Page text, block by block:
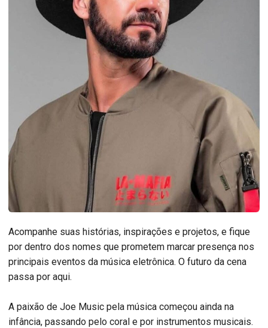
Acompanhe suas histórias, inspirações e projetos, e fique
por dentro dos nomes que prometem marcar presença nos
principais eventos da música eletrônica. O futuro da cena
passa por aqui.
A paixão de Joe Music pela música começou ainda na
infância, passando pelo coral e por instrumentos musicais.